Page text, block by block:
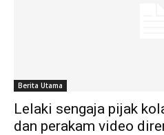
Berita Utama
Lelaki sengaja pijak
dan perakam video